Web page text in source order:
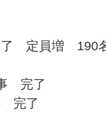
了 定員増 190
完了
完了